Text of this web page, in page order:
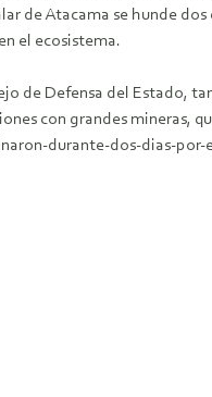
de Atacama se hunde
el ecosistema.
de Defensa del Estado,
con grandes mineras,
durante-dos-dias-